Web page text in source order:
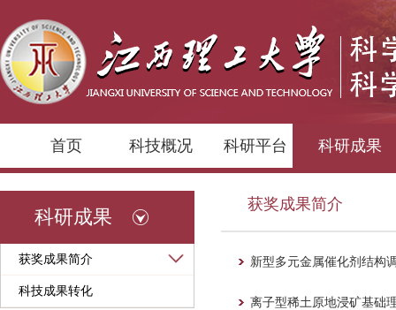
首页 科技概况 科研平台 科研成果
科研成果
获奖成果简介
科技成果转化
获奖成果简介
新型多元金属催化剂结构
离子型稀土原地浸矿基础